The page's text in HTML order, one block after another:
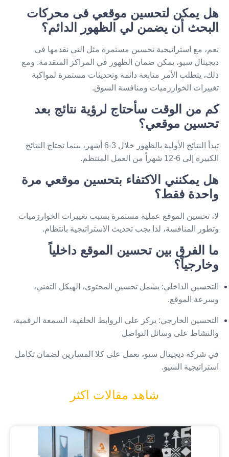
هل يمكن لتحسين موقعي فى محركات
البحث أن يضمن لي الظهور الدائم؟
نعم، مع استراتيجية تحسين مستمرة مثل التي نقدمها في
ديجيتال سيو، يمكن ضمان الظهور في المراكز المتقدمة. ومع
ذلك، يتطلب الأمر متابعة دائمة وتحديثات مستمرة لمواكبة
تغييرات الخوارزميات ومنافسة السوق.
كم من الوقت سأحتاج لرؤية نتائج بعد
تحسين موقعي؟
تبدأ النتائج الأولية بالظهور خلال 3-6 أشهر، بينما تحتاج النتائج
الكبيرة إلى 6-12 شهراً من العمل المنتظم.
هل يمكنني الاكتفاء بتحسين موقعي مرة
واحدة فقط؟
لا، تحسين الموقع عملية مستمرة بسبب تغييرات الخوارزميات
وتطور المنافسة، لذا يجب تحديث الاستراتيجية بانتظام.
ما الفرق بين تحسين الموقع داخلياً
وخارجياً؟
التحسين الداخلي: يشمل تحسين المحتوى، الهيكل التقني،
وسرعة الموقع.
التحسين الخارجي: يركز على الروابط الخلفية، السمعة الرقمية،
والنشاط على وسائل التواصل
في شركة ديجيتال سيو، نعمل على كلا المسارين لضمان تكامل
استراتيجية السيو.
شاهد مقالات اكثر